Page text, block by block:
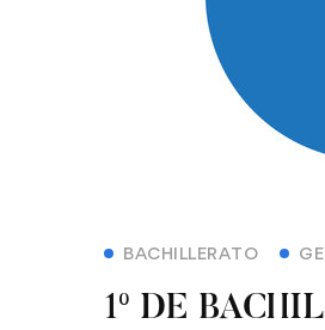
BACHILLERATO
1º DE